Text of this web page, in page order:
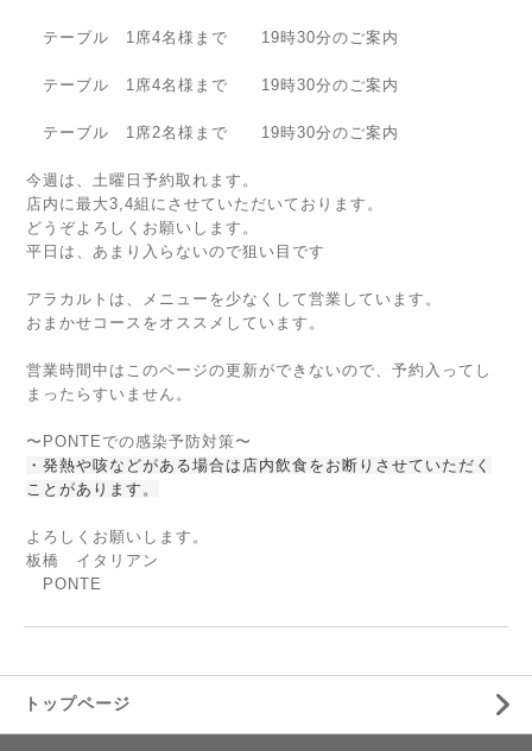
テーブル 1席4名様まで 19時30分のご案内
テーブル 1席4名様まで 19時30分のご案内
テーブル 1席2名様まで 19時30分のご案内
今週は、土曜日予約取れます。
店内に最大3,4組にさせていただいております。
どうぞよろしくお願いします。
平日は、あまり入らないので狙い目です
アラカルトは、メニューを少なくして営業しています。
おまかせコースをオススメしています。
営業時間中はこのページの更新ができないので、予約入ってし
まったらすいません。
〜PONTEでの感染予防対策〜
・発熱や咳などがある場合は店内飲食をお断りさせていただく
ことがあります。
よろしくお願いします。
板橋 イタリアン
PONTE
トップページ